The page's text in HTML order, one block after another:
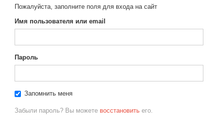
Пожалуйста, заполните поля для входа на сайт
Имя пользователя или email
Пароль
Запомнить меня
Забыли пароль? Вы можете восстановить его.